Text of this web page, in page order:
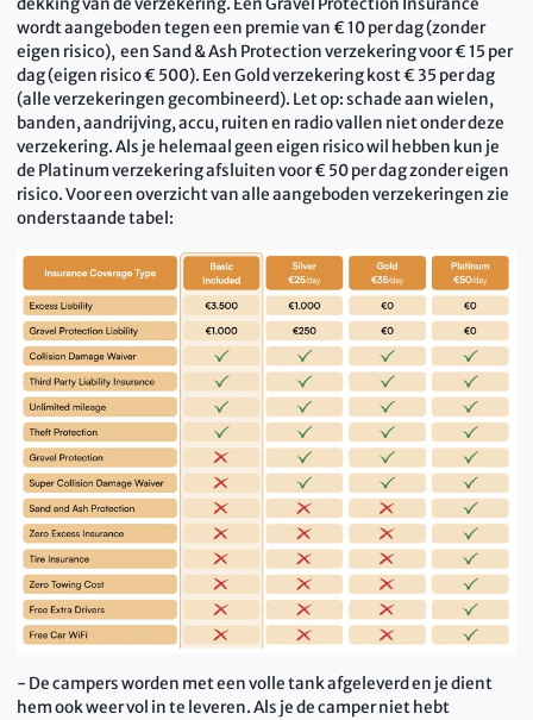
wordt aangeboden tegen een premie van € 10 per dag (zonder
eigen risico), een Sand & Ash Protection verzekering voor € 15 per
dag (eigen risico € 500). Een Gold verzekering kost € 35 per dag
(alle verzekeringen gecombineerd). Let op: schade aan wielen,
banden, aandrijving, accu, ruiten en radio vallen niet onder deze
verzekering. Als je helemaal geen eigen risico wil hebben kun je
de Platinum verzekering afsluiten voor € 50 per dag zonder eigen
risico. Voor een overzicht van alle aangeboden verzekeringen zie
onderstaande tabel:
- De campers worden met een volle tank afgeleverd en je dient
hem ook weer vol in te leveren. Als je de camper niet hebt